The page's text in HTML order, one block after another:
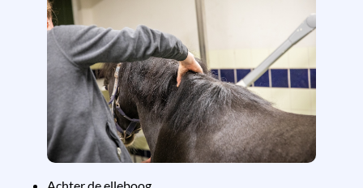
Achter de elleboog